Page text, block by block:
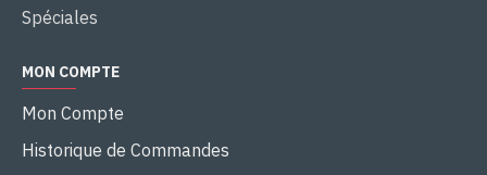
Spéciales
MON COMPTE
Mon Compte
Historique de Commandes